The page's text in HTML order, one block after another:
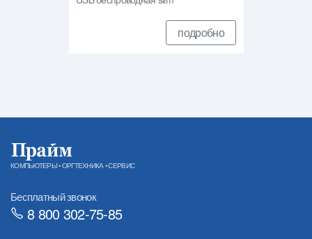
подробно
КОМПЬЮТЕРЫ • ОРГТЕХНИКА • СЕРВИС
Бесплатный звонок
8 800 302-75-85